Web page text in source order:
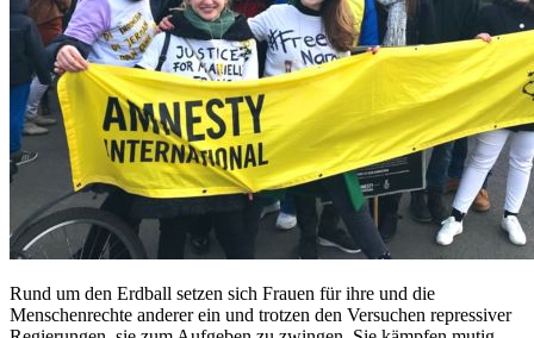
Rund um den Erdball setzen sich Frauen für ihre und die
Menschenrechte anderer ein und trotzen den Versuchen repressiver